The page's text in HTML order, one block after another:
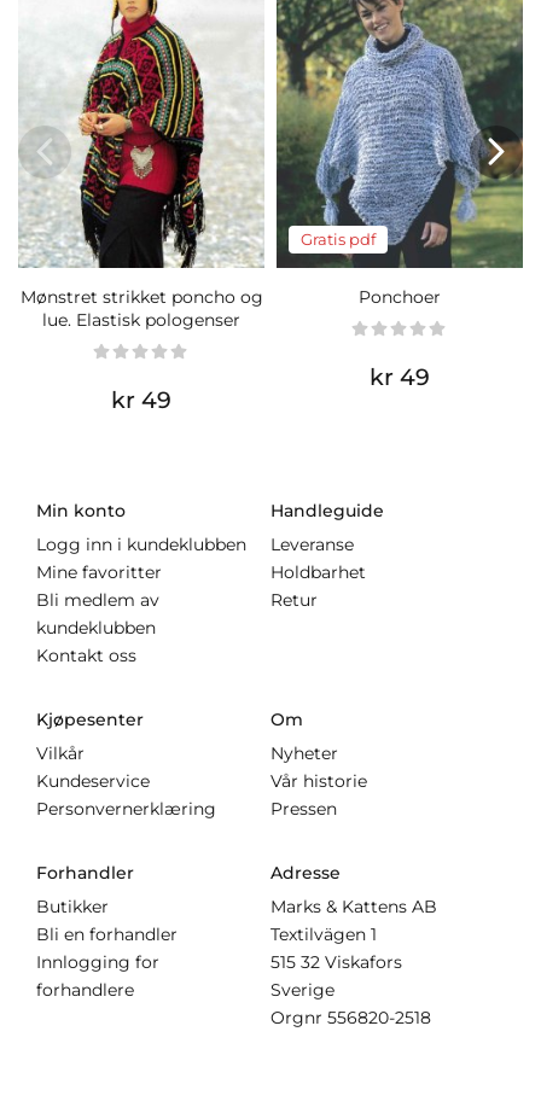
Mønstret strikket poncho og
lue. Elastisk pologenser
kr 49
Gratis pdf
Ponchoer
kr 49
Min konto
Logg inn i kundeklubben
Mine favoritter
Bli medlem av
kundeklubben
Kontakt oss
Handleguide
Leveranse
Holdbarhet
Retur
Kjøpesenter
Vilkår
Kundeservice
Personvernerklæring
Om
Nyheter
Vår historie
Pressen
Forhandler
Butikker
Bli en forhandler
Innlogging for
forhandlere
Adresse
Marks & Kattens AB
Textilvägen 1
515 32 Viskafors
Sverige
Orgnr 556820-2518